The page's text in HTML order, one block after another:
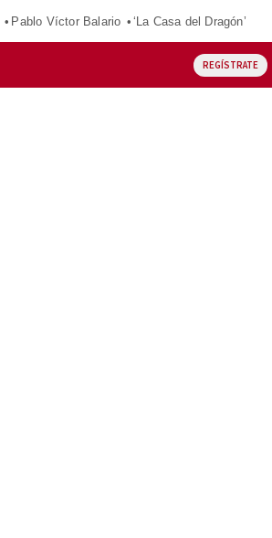
Pablo Víctor Balario ‘La Casa del Dragón’
REGÍSTRATE